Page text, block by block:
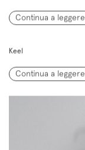
Continua a leggere
Keel
Continua a leggere